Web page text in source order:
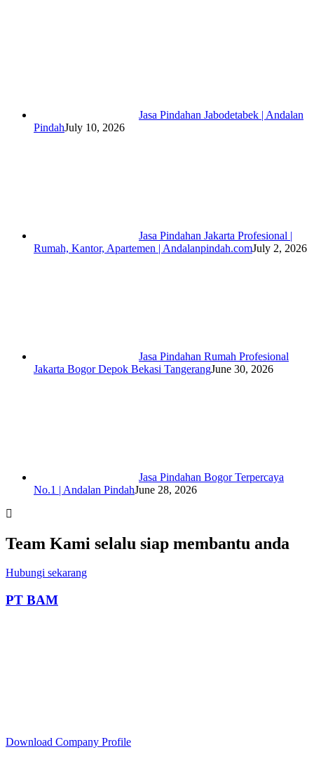
Jasa Pindahan Jabodetabek | Andalan
PindahJuly 10, 2026
Jasa Pindahan Jakarta Profesional |
Rumah, Kantor, Apartemen | Andalanpindah.comJuly 2, 2026
Jasa Pindahan Rumah Profesional
Jakarta Bogor Depok Bekasi TangerangJune 30, 2026
Jasa Pindahan Bogor Terpercaya
No.1 | Andalan PindahJune 28, 2026
Team Kami selalu siap membantu anda
Hubungi sekarang
PT BAM
Download Company Profile